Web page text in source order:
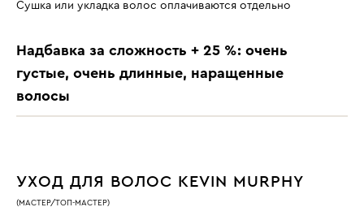
Cушка или укладка волос оплачиваются отдельно
Надбавка за сложность + 25 %: очень
густые, очень длинные, наращенные
волосы
УХОД ДЛЯ ВОЛОС KEVIN MURPHY
(МАСТЕР/ТОП-МАСТЕР)